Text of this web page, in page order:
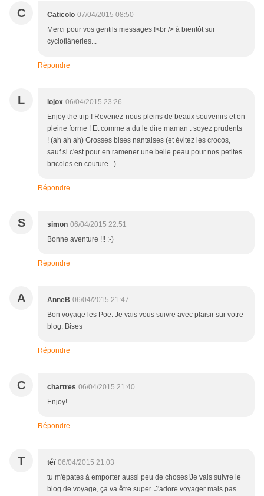
C Caticolo 07/04/2015 08:50
Merci pour vos gentils messages !<br /> à bientôt sur
cycloflâneries...
Répondre
L lojox 06/04/2015 23:26
Enjoy the trip ! Revenez-nous pleins de beaux souvenirs et en
pleine forme ! Et comme a du le dire maman : soyez prudents
! (ah ah ah) Grosses bises nantaises (et évitez les crocos,
sauf si c'est pour en ramener une belle peau pour nos petites
bricoles en couture...)
Répondre
S simon 06/04/2015 22:51
Bonne aventure !!! :-)
Répondre
A AnneB 06/04/2015 21:47
Bon voyage les Poē. Je vais vous suivre avec plaisir sur votre
blog. Bises
Répondre
C chartres 06/04/2015 21:40
Enjoy!
Répondre
T téï 06/04/2015 21:03
tu m'épates à emporter aussi peu de choses!Je vais suivre le
blog de voyage, ça va être super. J'adore voyager mais pas